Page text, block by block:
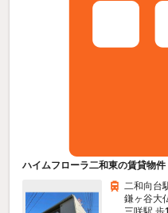
ハイムフローラ二和東の賃貸物件
二和向台
鎌ヶ谷大